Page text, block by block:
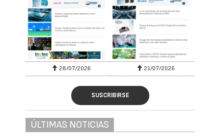
28/07/2026 21/07/2026
SUSCRIBIRSE
ÚLTIMAS NOTICIAS